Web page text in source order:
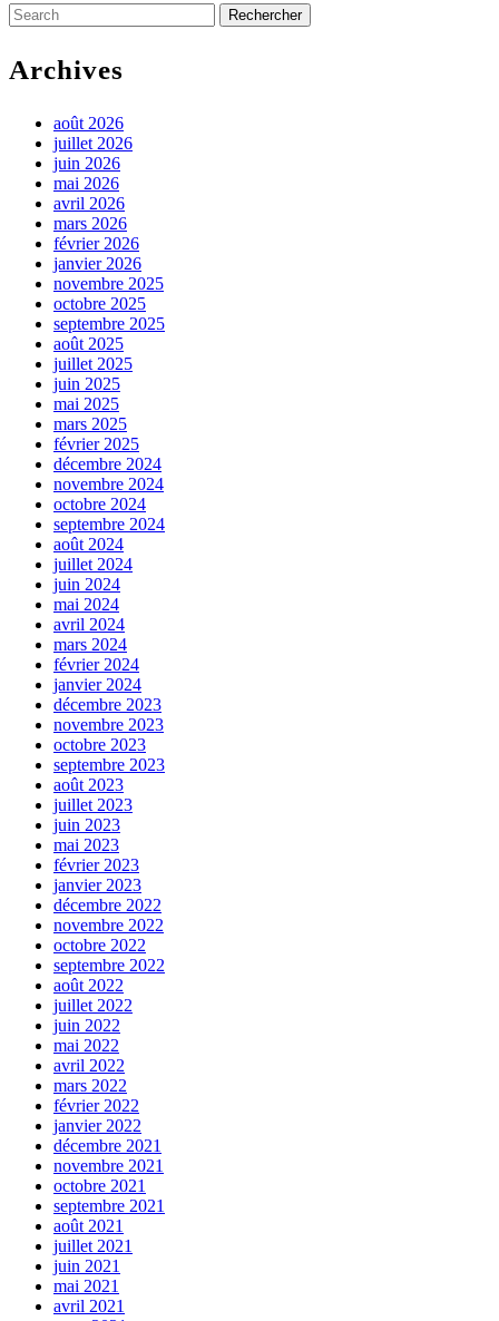
Search
for:
Archives
août 2026
juillet 2026
juin 2026
mai 2026
avril 2026
mars 2026
février 2026
janvier 2026
novembre 2025
octobre 2025
septembre 2025
août 2025
juillet 2025
juin 2025
mai 2025
mars 2025
février 2025
décembre 2024
novembre 2024
octobre 2024
septembre 2024
août 2024
juillet 2024
juin 2024
mai 2024
avril 2024
mars 2024
février 2024
janvier 2024
décembre 2023
novembre 2023
octobre 2023
septembre 2023
août 2023
juillet 2023
juin 2023
mai 2023
février 2023
janvier 2023
décembre 2022
novembre 2022
octobre 2022
septembre 2022
août 2022
juillet 2022
juin 2022
mai 2022
avril 2022
mars 2022
février 2022
janvier 2022
décembre 2021
novembre 2021
octobre 2021
septembre 2021
août 2021
juillet 2021
juin 2021
mai 2021
avril 2021